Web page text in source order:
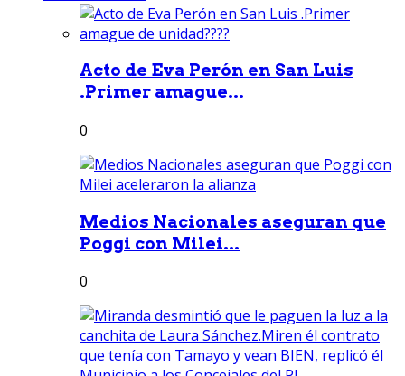
Acto de Eva Perón en San Luis
.Primer amague...
0
Medios Nacionales aseguran que
Poggi con Milei...
0